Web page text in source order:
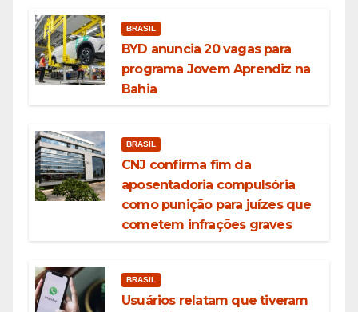
BRASIL
BYD anuncia 20 vagas para
programa Jovem Aprendiz na
Bahia
BRASIL
CNJ confirma fim da
aposentadoria compulsória
como punição para juízes que
cometem infrações graves
BRASIL
Usuários relatam que tiveram